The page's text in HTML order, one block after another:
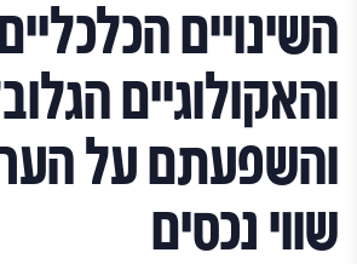
השינויים
והאקולוגיים
והשפעתם על
שווי נכסים